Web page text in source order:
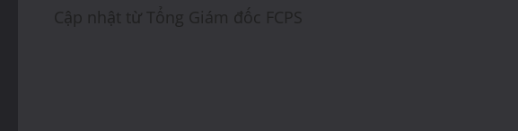
Cập nhật từ Tổng Giám đốc FCPS